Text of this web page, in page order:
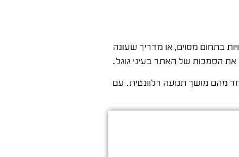
בתחום מסוים, או מדריך שעונה
הסמכות של האתר בעיני גוגל.
מהם מושך תנועה רלוונטית. עם